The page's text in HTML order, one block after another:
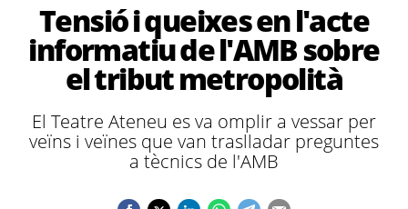
Tensió i queixes en l'acte
informatiu de l'AMB sobre
el tribut metropolità
El Teatre Ateneu es va omplir a vessar per
veïns i veïnes que van traslladar preguntes
a tècnics de l'AMB